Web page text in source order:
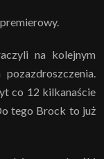
na kolejnym
co 12 kilkanaście
tego Brock to już